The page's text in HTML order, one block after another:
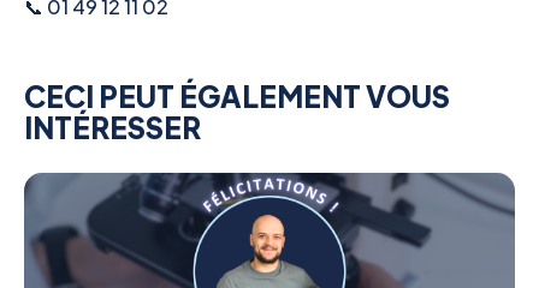
📞 01 49 12 11 02
CECI PEUT ÉGALEMENT VOUS
INTÉRESSER